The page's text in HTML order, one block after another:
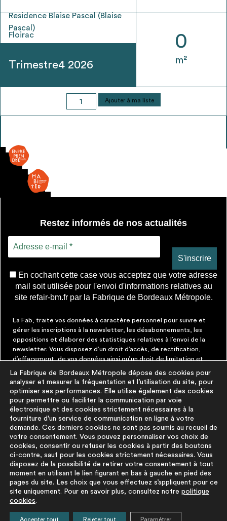
Residence Blaise Pascal (Blaise
Pascal)
Floirac
Trimestre4 2026
0
m²
quantité
de
Ajouter à ma liste
Restez informés de nos actualités
En cochant cette case vous acceptez que votre adresse
mail soit utilisée pour l'envoi d'informations relatives au
site refair-bm.fr par la Fabrique de Bordeaux Métropole.
La Fab, traite vos données à caractère personnel pour suivre et
gérer les inscriptions à la newsletter, les désabonnements, les
oppositions et élaborer des statistiques relatives à l’envoi de la
newsletter. Vous disposez d’un droit d’accès, de rectification,
d’effacement, de vos données ainsi qu’un droit de limitation et
moment faire cesser ces communications en cliquant sur le lien de
désinscription figurant dans chaque message. Vous pouvez
exercer ces droits par courrier électronique à contact@lafab-
bm.fr. Pour en savoir plus sur le traitement de vos données,
cliquezici
À PROPOS
La démarche
La base du
réemploi
FAQ
Pour aller plus
PLUS D'INFORMATIONS
Mentions légales
Politique de
protection des
Politique cookies
La Fabrique de Bordeaux Métropole dépose des cookies pour
analyser et mesurer la fréquentation et l’utilisation du site, pour
optimiser ses performances. Elle utilise également des cookies
pour permettre ou faciliter la communication par voie
électronique et des cookies strictement nécessaires à la
fourniture d'un service de communication en ligne à votre
demande. Ces derniers cookies ne sont pas soumis au recueil de
votre consentement. Vous pouvez personnaliser vos choix de
cookies, consentir ou refuser les cookies à partir des boutons
ci-contre, sauf pour les cookies strictement nécessaires. Vous
disposez de la possibilité de retirer votre consentement à tout
moment en utilisant le lien figurant en bas à gauche en pied des
pages du site. Les choix que vous effectuez s’appliquent pour ce
site uniquement. Pour en savoir plus, consultez notre politique
cookies.
Accepter tout Rejeter tout Paramétrer